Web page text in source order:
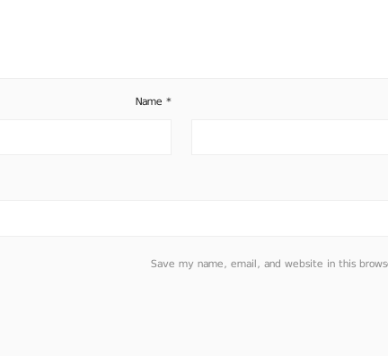
Name*
Save my name, email, and website in this